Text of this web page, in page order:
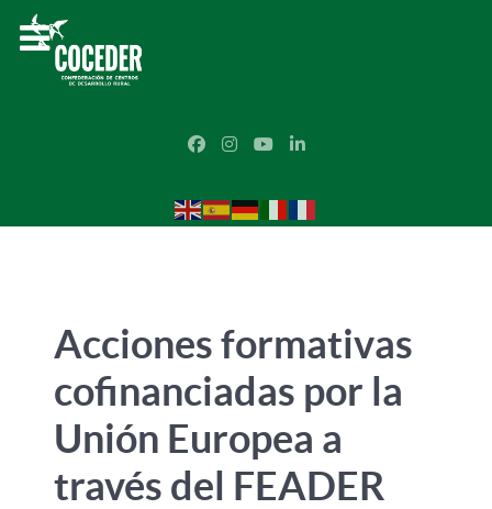
Acciones formativas
cofinanciadas por la
Unión Europea a
través del FEADER